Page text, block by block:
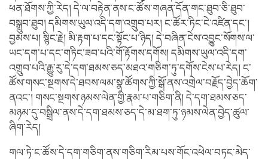
ཕན་ཐོགས་ཀྱི་རེད། དེ་ལ་བརྟེན་ནས་ང་ཚོས་གཞན་དོན་གང་ཐུབ་ཅི་ཐུབ་
བསྒྲུབ་ཐུབ། དམིགས་ཡུལ་འདི་དག་འགྲུབ་པར། ང་ཚོར་ཏིང་ངེ་འཛིན་དང་།
བྱམས་པ། སྙིང་རྗེ། མི་རྟག་པ་དང་སྟོང་པ་ཉིད། དེ་བཞིན་ངེས་འབྱུང་སོགས་ལ་
ཡང་དག་པ་དང་གཏིང་ཟབ་པའི་གོ་རྟོགས་དགོས། དམིགས་ཡུལ་འདི་དག་
འགྲུབ་པའི་རྒྱུ་རུ་དེ་དག་ཐམས་ཅད་མཐའ་གཅིག་ཏུ་དགོས་ངེས་པ་རེད། ང་
ཚོས་གསང་སྔགས་དེ་ཐབས་ལམ་སྣ་ཚོགས་ཀྱི་སྒོ་ནས་འགྲེལ་བརྗོད་བྱེད་ཆོག་
ནའང་། གསང་སྔགས་ཉམས་ལེན་གྱི་རྣམ་པ་གཅིག་ནི། དེ་དག་ཐམས་ཅད་
མཉམ་དུ་བསྒྲིལ་ནས་དེ་དག་ཐམས་ཅད་དེ་མ་ཐག་ཏུ་ཉམས་ལེན་བྱེད་ཚུལ་
ཞིག་རེད།
གལ་ཏེ་ང་ཚོས་དེ་དག་གཅིག་ནས་གཅིག་རིམ་པས་གོང་འཕེལ་བཏང་མེད་